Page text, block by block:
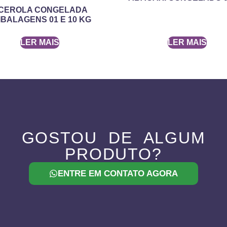
CONGELADA
01 E 10 KG
LER MAIS LER MAIS
GOSTOU DE ALGUM
PRODUTO?
ENTRE EM CONTATO AGORA